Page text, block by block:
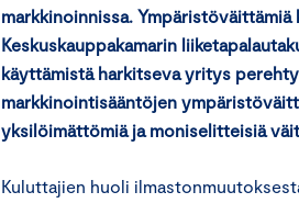
markkinoinnissa.
Keskuskauppakamarin
käyttämistä harkitseva yritys
markkinointisääntöjen
yksilöimättömiä ja moniselitteisiä
Kuluttajien huoli